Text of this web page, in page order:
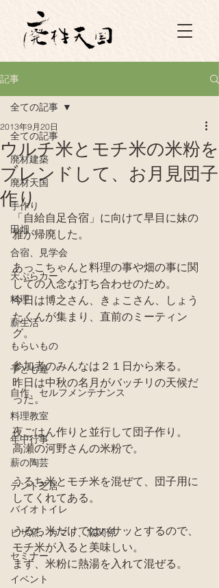
記事
全ての記事
廃材建築
廃材天国
手作り
田畑
合宿、見学会
天ぷらカー
料理
薪生活
もらいもの
子ども達
自作、セルフメンテナンス
料理教室
年中行事
薪の陶芸
テント芝居
バイオトイレ
ピザ窯、カマド、窯関係
セミナー
イベント
全ての記事
ウルチ米とモチ米の米粉を
ブレンドして、お月見団子
作り
2013年9月20日
「自給自足合宿」に向けて早目に妹の
雅が帰廃した。
あっこちゃんと料理の事や畑の事に関
しての入念な打ち合わせのため。
今日は博之さん、きょこさん、しょう
たくんが集まり、直前のミーティン
グ。
参加者のみんなは２１日から来る。
昨日は中秋の名月がバッチリの天候だ
った。
夜ごはん作りと並行して団子作り。
高瀬の河野さんの米粉で。
うるち米とモチ米を混ぜて、団子用に
してくれてある。
うるち米だけではバサッとするので、
モチ米が入ると美味しい。
まず、米粉に熱湯を入れて混ぜる。